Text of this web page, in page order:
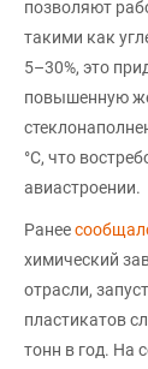
позволяют
такими как
5–30%, это
повышенную
°C, что
авиастроении.
Ранее
химический
отрасли,
пластикатов
тонн в год. На